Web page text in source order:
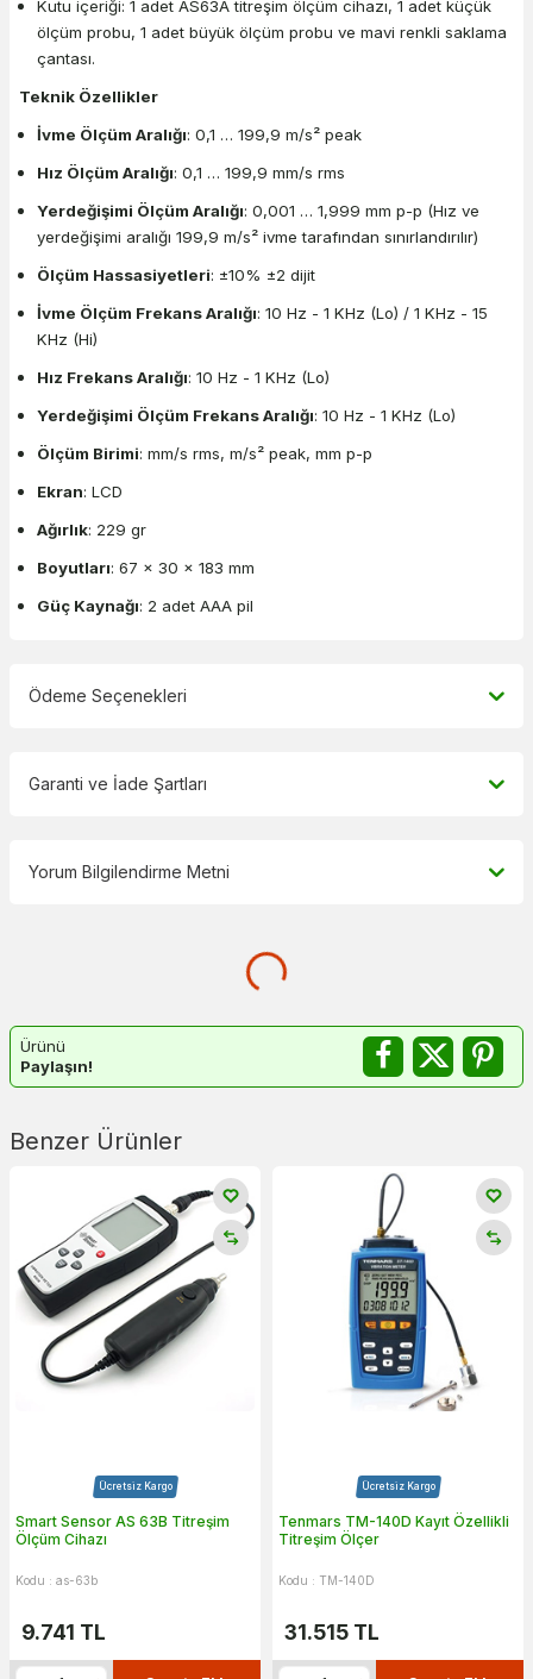
Kutu içeriği: 1 adet AS63A titreşim ölçüm cihazı, 1 adet küçük
ölçüm probu, 1 adet büyük ölçüm probu ve mavi renkli saklama
çantası.
Teknik Özellikler
İvme Ölçüm Aralığı: 0,1 … 199,9 m/s² peak
Hız Ölçüm Aralığı: 0,1 … 199,9 mm/s rms
Yerdeğişimi Ölçüm Aralığı: 0,001 … 1,999 mm p-p (Hız ve
yerdeğişimi aralığı 199,9 m/s² ivme tarafından sınırlandırılır)
Ölçüm Hassasiyetleri: ±10% ±2 dijit
İvme Ölçüm Frekans Aralığı: 10 Hz - 1 KHz (Lo) / 1 KHz - 15
KHz (Hi)
Hız Frekans Aralığı: 10 Hz - 1 KHz (Lo)
Yerdeğişimi Ölçüm Frekans Aralığı: 10 Hz - 1 KHz (Lo)
Ölçüm Birimi: mm/s rms, m/s² peak, mm p-p
Ekran: LCD
Ağırlık: 229 gr
Boyutları: 67 x 30 x 183 mm
Güç Kaynağı: 2 adet AAA pil
Ödeme Seçenekleri
Garanti ve İade Şartları
Yorum Bilgilendirme Metni
Ürünü
Paylaşın!
Benzer Ürünler
Ücretsiz Kargo
Smart Sensor AS 63B Titreşim
Ölçüm Cihazı
Kodu : as-63b
9.741 TL
Ücretsiz Kargo
Tenmars TM-140D Kayıt Özellikli
Titreşim Ölçer
Kodu : TM-140D
31.515 TL